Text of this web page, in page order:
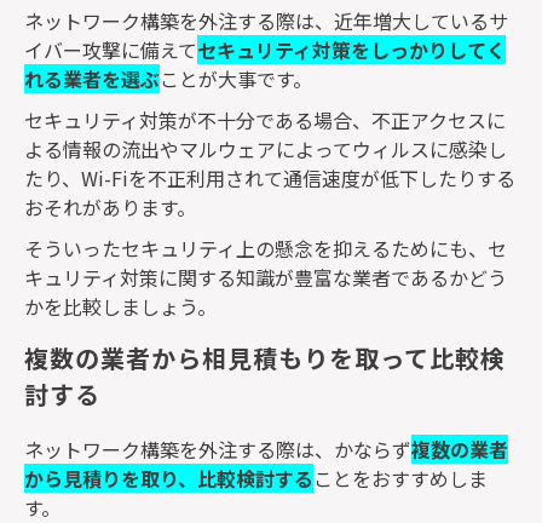
ネットワーク構築を外注する際は、近年増大しているサ
イバー攻撃に備えてセキュリティ対策をしっかりしてく
れる業者を選ぶことが大事です。
セキュリティ対策が不十分である場合、不正アクセスに
よる情報の流出やマルウェアによってウィルスに感染し
たり、 Wi-Fiを不正利用されて通信速度が低下したりする
おそれがあります。
そういったセキュリティ上の懸念を抑えるためにも、セ
キュリティ対策に関する知識が豊富な業者であるかどう
かを比較しましょう。
複数の業者から相見積もりを取って比較検
討する
ネットワーク構築を外注する際は、かならず複数の業者
から見積りを取り、比較検討する ことをおすすめしま
す。